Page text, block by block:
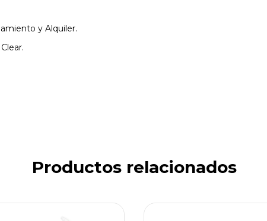
y Alquiler.
Productos relacionados